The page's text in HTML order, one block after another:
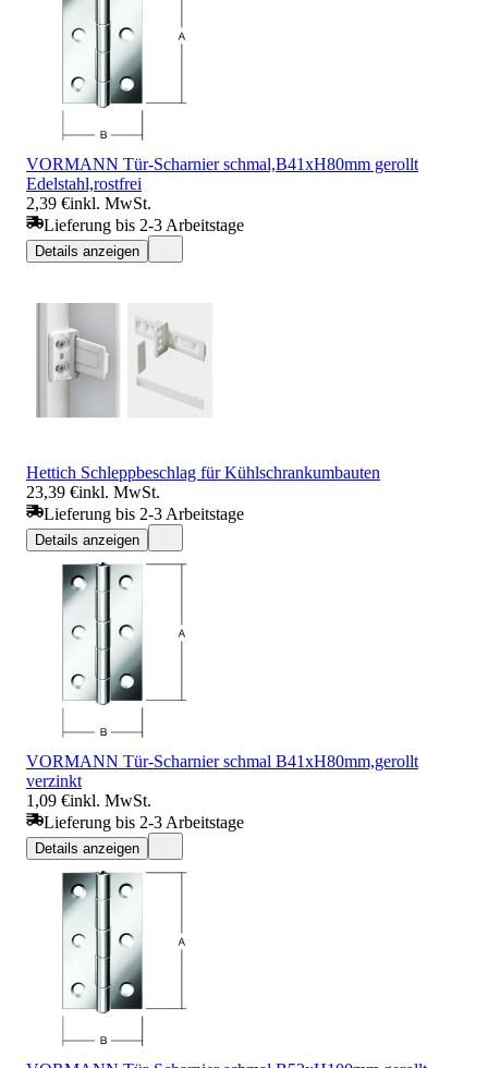
VORMANN Tür-Scharnier schmal,B41xH80mm gerollt
Edelstahl,rostfrei
2,39 €inkl. MwSt.
Lieferung bis 2-3 Arbeitstage
Details anzeigen
Hettich Schleppbeschlag für Kühlschrankumbauten
23,39 €inkl. MwSt.
Lieferung bis 2-3 Arbeitstage
Details anzeigen
VORMANN Tür-Scharnier schmal B41xH80mm,gerollt
verzinkt
1,09 €inkl. MwSt.
Lieferung bis 2-3 Arbeitstage
Details anzeigen